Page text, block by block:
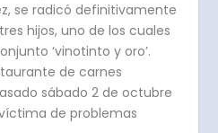
se radicó definitivamente
hijos, uno de los cuales
‘vinotinto y oro’.
de carnes
sábado 2 de octubre
de problemas